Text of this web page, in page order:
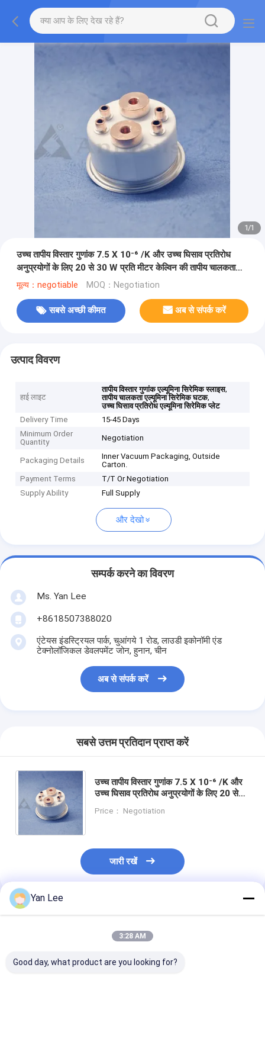
1/1
उच्च तापीय विस्तार गुणांक 7.5 X 10⁻⁶ /K और उच्च घिसाव प्रतिरोध
अनुप्रयोगों के लिए 20 से 30 W प्रति मीटर केल्विन की तापीय चालकता
वाली एल्यूमिना सिरेमिक स्लाइस
मूल्य：negotiable MOQ：Negotiation
सबसे अच्छी कीमत अब से संपर्क करें
उत्पाद विवरण
हाई लाइट
तापीय विस्तार गुणांक एल्यूमिना सिरेमिक स्लाइस,
तापीय चालकता एल्यूमिना सिरेमिक घटक,
उच्च घिसाव प्रतिरोध एल्यूमिना सिरेमिक प्लेट
Delivery Time
15-45 Days
Minimum Order
Quantity
Negotiation
Packaging Details
Inner Vacuum Packaging, Outside
Carton.
Payment Terms
T/T Or Negotiation
Supply Ability
Full Supply
और देखो
सम्पर्क करने का विवरण
Ms. Yan Lee
+8618507388020
एंटेयस इंडस्ट्रियल पार्क, चुआंगये 1 रोड, लाउडी इकोनॉमी एंड
टेक्नोलॉजिकल डेवलपमेंट जोन, हुनान, चीन
अब से संपर्क करें
सबसे उत्तम प्रतिदान प्राप्त करें
उच्च तापीय विस्तार गुणांक 7.5 X 10⁻⁶ /K और
उच्च घिसाव प्रतिरोध अनुप्रयोगों के लिए 20 से
वाली एल्यूमिना सिरेमिक स्लाइस
Price： Negotiation
जारी रखें
अनुशंसित उत्पाद
Yan Lee
3:28 AM
Good day, what product are you looking for?